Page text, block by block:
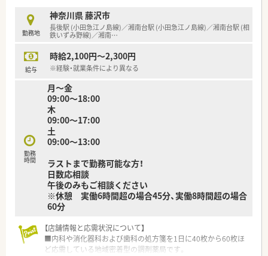
■患者様一人ひとりへの奉仕の心を大切にし、調剤事業だけでな
く介護事業も展開しています。
■東京や茨城などを中心に10店舗を展開し、地域医療への貢献
勤務地
神奈川県 藤沢市
長後駅 (小田急江ノ島線)／湘南台駅 (小田急江ノ島線)／湘南台駅 (相
鉄いずみ野線)／湘南…
給与
時給2,100円～2,300円
※経験・就業条件により異なる
勤務
時間
月～金
09:00～18:00
木
09:00～17:00
土
09:00～13:00
ラストまで勤務可能な方！
日数応相談
午後のみもご相談ください
※休憩 実働6時間超の場合45分、実働8時間超の場合
60分
【店舗情報と応需状況について】
■内科や消化器科および歯科の処方箋を1日に40枚から60枚ほ
ど応需している地域密着型の調剤薬局です。